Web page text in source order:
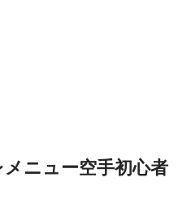
ニュー空手初心者